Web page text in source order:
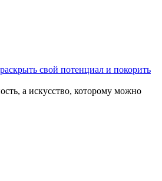
свой потенциал и покорить
а искусство, которому можно